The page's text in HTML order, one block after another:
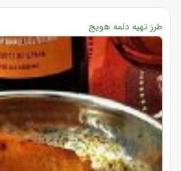
طرز تهیه دلمه هویج